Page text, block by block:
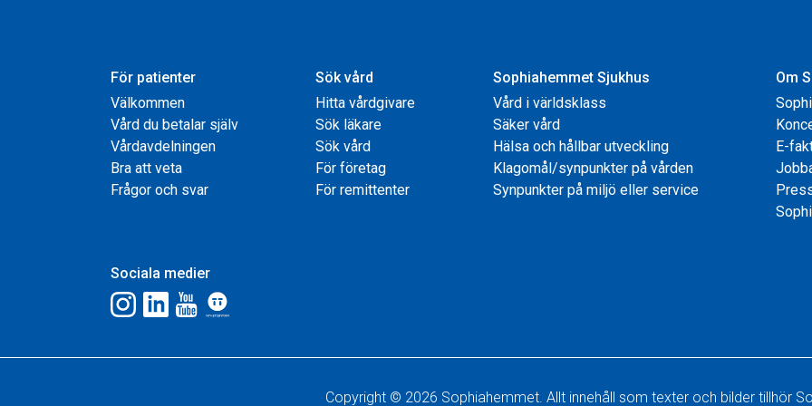
För patienter
Välkommen
Vård du betalar själv
Vårdavdelningen
Bra att veta
Frågor och svar
Sök vård
Hitta vårdgivare
Sök läkare
Sök vård
För företag
För remittenter
Sophiahemmet Sjukhus
Vård i världsklass
Säker vård
Hälsa och hållbar utveckling
Klagomål/synpunkter på vården
Synpunkter på miljö eller service
Om
E-
Sociala medier
Copyright © 2026 Sophiahemmet. Allt innehåll som texter och bilder tillhör